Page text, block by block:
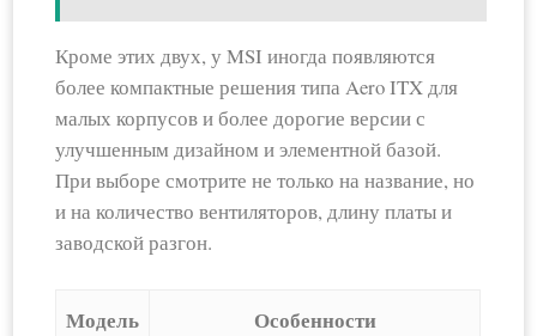
Кроме этих двух, у MSI иногда появляются
более компактные решения типа Aero ITX для
малых корпусов и более дорогие версии с
улучшенным дизайном и элементной базой.
При выборе смотрите не только на название, но
и на количество вентиляторов, длину платы и
заводской разгон.
Модель Особенности